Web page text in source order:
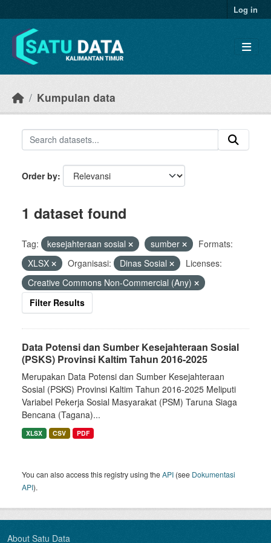
Log in
Kumpulan data
Order by
1 dataset found
Tag: kesejahteraan sosial sumber
Formats:
XLSX
Organisasi: Dinas Sosial
Licenses:
Creative Commons Non-Commercial (Any)
Filter Results
Data Potensi dan Sumber Kesejahteraan Sosial
(PSKS) Provinsi Kaltim Tahun 2016-2025
Merupakan Data Potensi dan Sumber Kesejahteraan
Sosial (PSKS) Provinsi Kaltim Tahun 2016-2025 Meliputi
Variabel Pekerja Sosial Masyarakat (PSM) Taruna Siaga
Bencana (Tagana)...
XLSX CSV PDF
You can also access this registry using theAPI (see Dokumentasi
API).
About Satu Data